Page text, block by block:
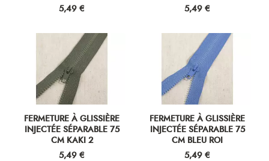
Prix
5,49 €
Prix
5,49 €
FERMETURE À GLISSIÈRE
INJECTÉE SÉPARABLE 75
CM KAKI 2
Prix
5,49 €
FERMETURE À GLISSIÈRE
INJECTÉE SÉPARABLE 75
CM BLEU ROI
Prix
5,49 €